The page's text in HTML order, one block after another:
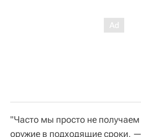
"Часто мы просто не
оружие в подходящие сроки,